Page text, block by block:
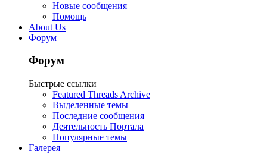
Новые сообщения
Помощь
About Us
Форум
Форум
Быстрые ссылки
Featured Threads Archive
Выделенные темы
Последние сообщения
Деятельность Портала
Популярные темы
Галерея